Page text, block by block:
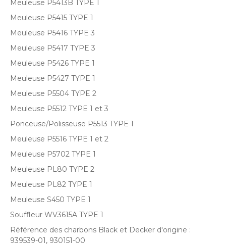
Meuleuse P5413B TYPE 1
Meuleuse P5415 TYPE 1
Meuleuse P5416 TYPE 3
Meuleuse P5417 TYPE 3
Meuleuse P5426 TYPE 1
Meuleuse P5427 TYPE 1
Meuleuse P5504 TYPE 2
Meuleuse P5512 TYPE 1 et 3
Ponceuse/Polisseuse P5513 TYPE 1
Meuleuse P5516 TYPE 1 et 2
Meuleuse P5702 TYPE 1
Meuleuse PL80 TYPE 2
Meuleuse PL82 TYPE 1
Meuleuse S450 TYPE 1
Souffleur WV3615A TYPE 1
Référence des charbons Black et Decker d'origine :
939539-01, 930151-00